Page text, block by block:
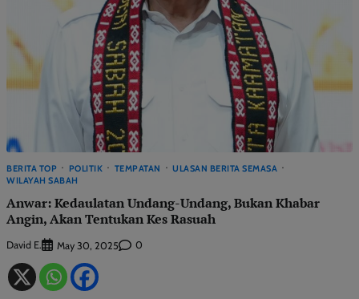
BERITA TOP POLITIK TEMPATAN
ULASAN BERITA SEMASA
WILAYAH SABAH
Anwar: Kedaulatan Undang-Undang, Bukan Khabar
Angin, Akan Tentukan Kes Rasuah
David E. May 30, 2025 0